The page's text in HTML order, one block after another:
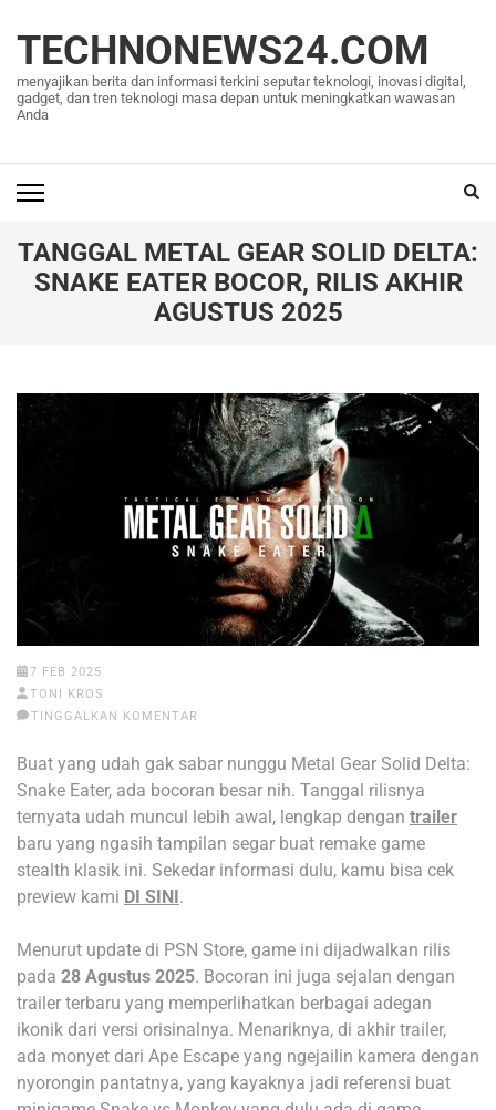
konten
(Tekan
Enter)
TECHNONEWS24.COM
menyajikan berita dan informasi terkini seputar teknologi, inovasi digital,
gadget, dan tren teknologi masa depan untuk meningkatkan wawasan
Anda
TANGGAL METAL GEAR SOLID DELTA:
SNAKE EATER BOCOR, RILIS AKHIR
AGUSTUS 2025
7 FEB 2025
TONI KROS
TINGGALKAN KOMENTAR
Buat yang udah gak sabar nunggu Metal Gear Solid Delta:
Snake Eater, ada bocoran besar nih. Tanggal rilisnya
ternyata udah muncul lebih awal, lengkap dengan trailer
baru yang ngasih tampilan segar buat remake game
stealth klasik ini. Sekedar informasi dulu, kamu bisa cek
preview kami DI SINI.
Menurut update di PSN Store, game ini dijadwalkan rilis
pada 28 Agustus 2025. Bocoran ini juga sejalan dengan
trailer terbaru yang memperlihatkan berbagai adegan
ikonik dari versi orisinalnya. Menariknya, di akhir trailer,
ada monyet dari Ape Escape yang ngejailin kamera dengan
nyorongin pantatnya, yang kayaknya jadi referensi buat